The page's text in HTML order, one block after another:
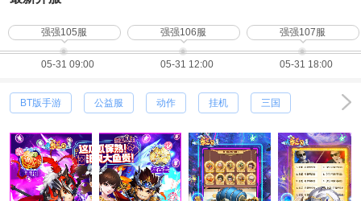
强强105服
05-31 09:00
强强106服
05-31 12:00
强强107服
05-31 18:00
BT版手游 公益服 动作 挂机 三国